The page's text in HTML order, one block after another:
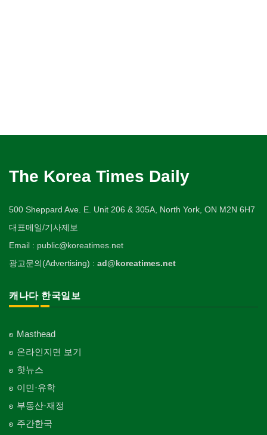
The Korea Times Daily
500 Sheppard Ave. E. Unit 206 & 305A, North York, ON M2N 6H7
대표메일/기사제보
Email : public@koreatimes.net
광고문의(Advertising) : ad@koreatimes.net
캐나다 한국일보
Masthead
온라인지면 보기
핫뉴스
이민·유학
부동산·재정
주간한국